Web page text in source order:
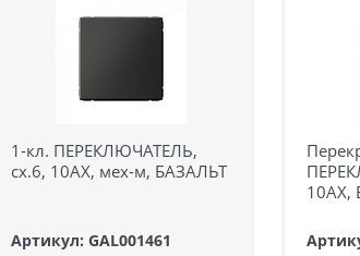
1-кл. ПЕРЕКЛЮЧАТЕЛЬ,
сх.6, 10АХ, мех-м, БАЗАЛЬТ
Артикул: GAL001461
10АХ,